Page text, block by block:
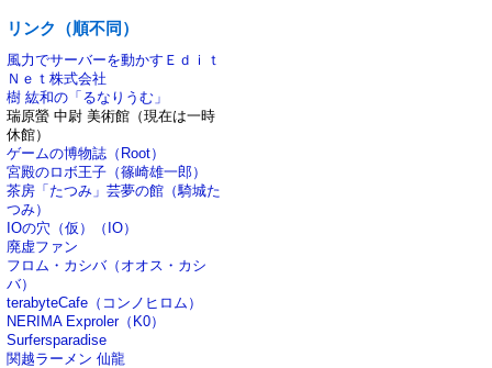
リンク（順不同）
風力でサーバーを動かすＥｄｉｔ
Ｎｅｔ株式会社
樹 紘和の「るなりうむ」
瑞原螢 中尉 美術館（現在は一時
休館）
ゲームの博物誌（Root）
宮殿のロボ王子（篠崎雄一郎）
茶房「たつみ」芸夢の館（騎城た
つみ）
IOの穴（仮）（IO）
廃虚ファン
フロム・カシバ（オオス・カシ
バ）
terabyteCafe（コンノヒロム）
NERIMA Exproler（K0）
Surfersparadise
関越ラーメン 仙龍